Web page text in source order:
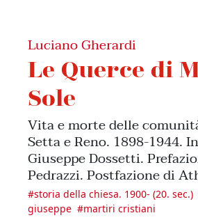
Luciano Gherardi
Le Querce di
Sole
Vita e morte delle
Setta e Reno. 1898-1944.
Giuseppe Dossetti.
Pedrazzi. Postfazione di
#storia della chiesa. 1900- (20. sec.)
giuseppe #martiri cristiani